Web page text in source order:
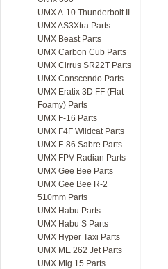
UMX A-10 Thunderbolt II
UMX AS3Xtra Parts
UMX Beast Parts
UMX Carbon Cub Parts
UMX Cirrus SR22T Parts
UMX Conscendo Parts
UMX Eratix 3D FF (Flat
Foamy) Parts
UMX F-16 Parts
UMX F4F Wildcat Parts
UMX F-86 Sabre Parts
UMX FPV Radian Parts
UMX Gee Bee Parts
UMX Gee Bee R-2
510mm Parts
UMX Habu Parts
UMX Habu S Parts
UMX Hyper Taxi Parts
UMX ME 262 Jet Parts
UMX Mig 15 Parts